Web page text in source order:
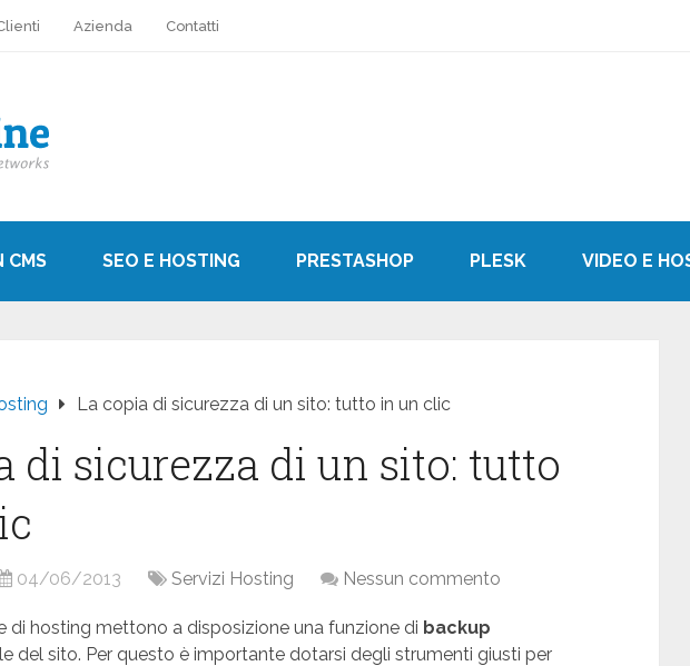
Azienda Contatti
CMS SEO E HOSTING PRESTASHOP PLESK VIDEO E
La copia di sicurezza di un sito: tutto in un clic
di sicurezza di un sito: tutto
04/06/2013 Servizi Hosting Nessun commento
di hosting mettono a disposizione una funzione di backup
del sito. Per questo è importante dotarsi degli strumenti giusti per